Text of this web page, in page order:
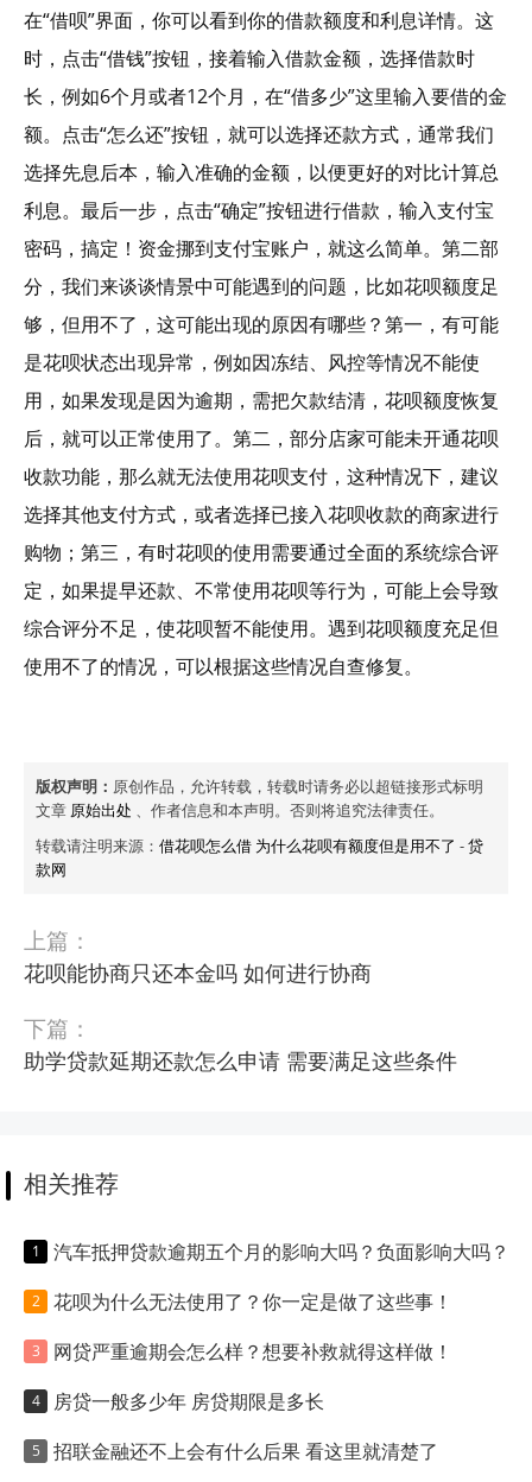
在“借呗”界面，你可以看到你的借款额度和利息详情。这
时，点击“借钱”按钮，接着输入借款金额，选择借款时
长，例如6个月或者12个月，在“借多少”这里输入要借的金
额。点击“怎么还”按钮，就可以选择还款方式，通常我们
选择先息后本，输入准确的金额，以便更好的对比计算总
利息。最后一步，点击“确定”按钮进行借款，输入支付宝
密码，搞定！资金挪到支付宝账户，就这么简单。第二部
分，我们来谈谈情景中可能遇到的问题，比如花呗额度足
够，但用不了，这可能出现的原因有哪些？第一，有可能
是花呗状态出现异常，例如因冻结、风控等情况不能使
用，如果发现是因为逾期，需把欠款结清，花呗额度恢复
后，就可以正常使用了。第二，部分店家可能未开通花呗
收款功能，那么就无法使用花呗支付，这种情况下，建议
选择其他支付方式，或者选择已接入花呗收款的商家进行
购物；第三，有时花呗的使用需要通过全面的系统综合评
定，如果提早还款、不常使用花呗等行为，可能上会导致
综合评分不足，使花呗暂不能使用。遇到花呗额度充足但
使用不了的情况，可以根据这些情况自查修复。
版权声明： 原创作品，允许转载，转载时请务必以超链接形式标明
文章 原始出处 、作者信息和本声明。否则将追究法律责任。
转载请注明来源： 借花呗怎么借 为什么花呗有额度但是用不了 -贷
款网
上篇：
花呗能协商只还本金吗 如何进行协商
下篇：
助学贷款延期还款怎么申请 需要满足这些条件
相关推荐
汽车抵押贷款逾期五个月的影响大吗？负面影响大吗？
花呗为什么无法使用了？你一定是做了这些事！
网贷严重逾期会怎么样？想要补救就得这样做！
房贷一般多少年 房贷期限是多长
招联金融还不上会有什么后果 看这里就清楚了